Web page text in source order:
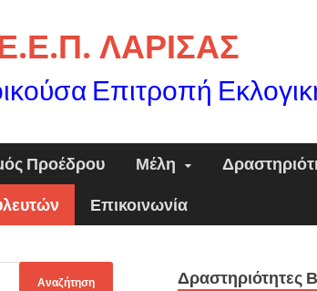
ΛΑΡΙΣΑΣ
Επιτροπή
Προέδρου Μέλη
Επικοινωνία
Δραστηριότητες